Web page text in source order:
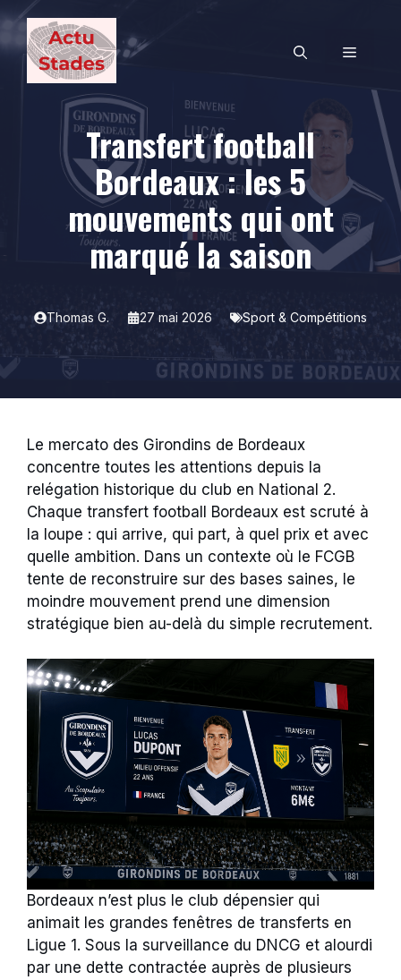
Aller
contenu
MENU
Transfert football
Bordeaux : les 5
mouvements qui ont
marqué la saison
Thomas G. 27 mai 2026 Sport & Compétitions
Le mercato des Girondins de Bordeaux
concentre toutes les attentions depuis la
relégation historique du club en National 2.
Chaque transfert football Bordeaux est scruté à
la loupe : qui arrive, qui part, à quel prix et avec
quelle ambition. Dans un contexte où le FCGB
tente de reconstruire sur des bases saines, le
moindre mouvement prend une dimension
stratégique bien au-delà du simple recrutement.
Bordeaux n’est plus le club dépensier qui
animait les grandes fenêtres de transferts en
Ligue 1. Sous la surveillance du DNCG et alourdi
par une dette contractée auprès de plusieurs